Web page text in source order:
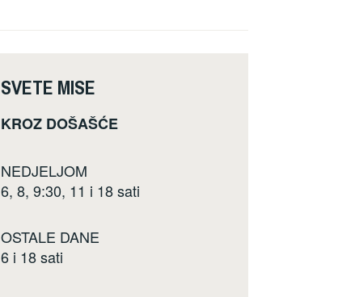
SVETE MISE
KROZ DOŠAŠĆE
NEDJELJOM
6, 8, 9:30, 11 i 18 sati
OSTALE DANE
6 i 18 sati